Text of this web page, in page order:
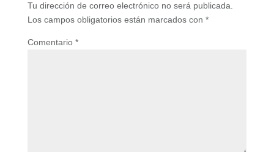
Tu dirección de correo electrónico no será publicada.
Los campos obligatorios están marcados con *
Comentario *